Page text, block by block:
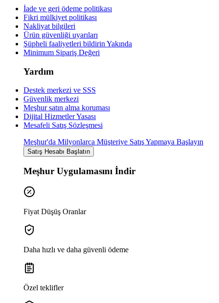
İade ve geri ödeme politikası
Fikri mülkiyet politikası
Nakliyat bilgileri
Ürün güvenliği uyarıları
Şüpheli faaliyetleri bildirin Yakında
Minimum Sipariş Değeri
Yardım
Destek merkezi ve SSS
Güvenlik merkezi
Meşhur satın alma koruması
Dijital Hizmetler Yasası
Mesafeli Satış Sözleşmesi
Meşhur'da Milyonlarca Müşteriye Satış Yapmaya Başlayın
Satış Hesabı Başlatın
Meşhur Uygulamasını İndir
Fiyat Düşüş Oranlar
Daha hızlı ve daha güvenli ödeme
Özel teklifler